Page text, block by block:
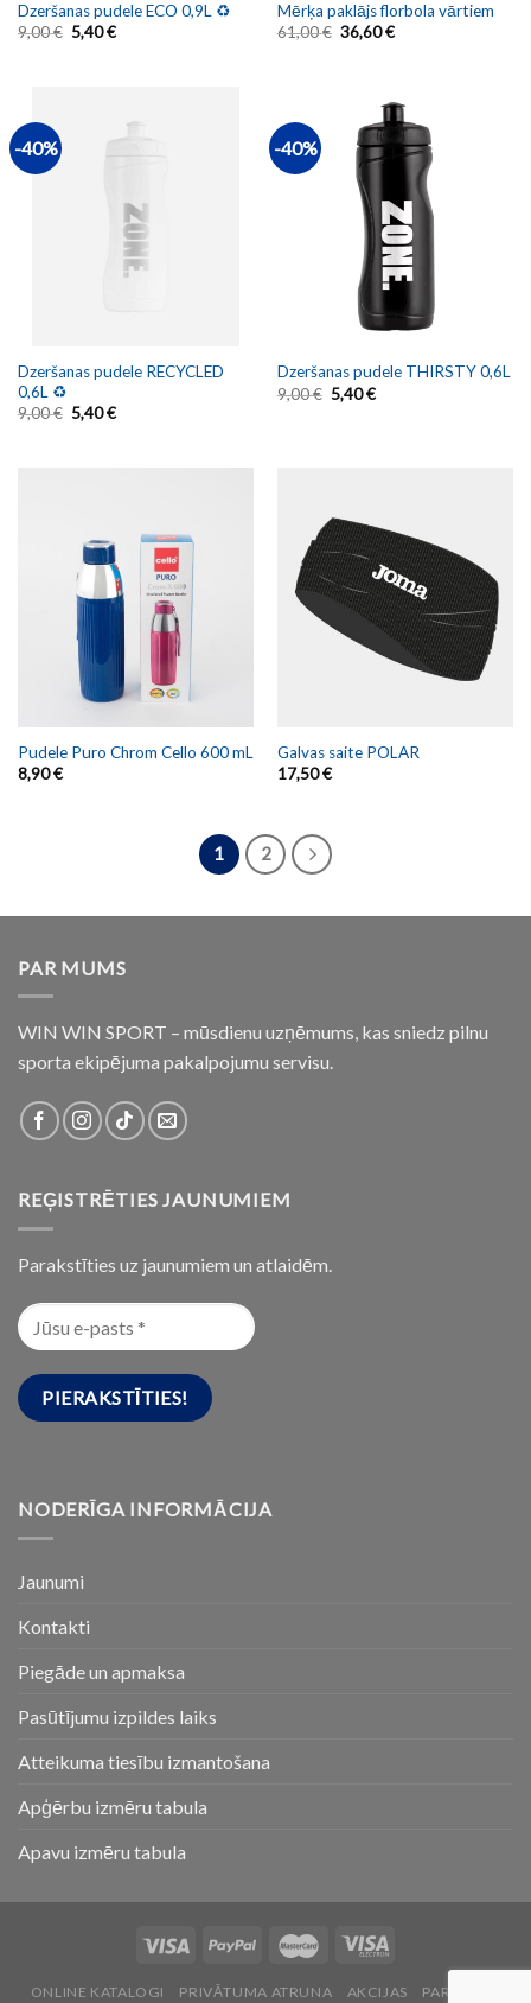
Dzeršanas pudele ECO 0,9L ♻️
9,00€ 5,40€
Mērķa paklājs florbola vārtiem
61,00€ 36,60€
-40%
Dzeršanas pudele RECYCLED
0,6L ♻️
9,00€ 5,40€
-40%
Dzeršanas pudele THIRSTY 0,6L
9,00€ 5,40€
Pudele Puro Chrom Cello 600 mL
8,90€
Galvas saite POLAR
17,50€
1 2
PAR MUMS
WIN WIN SPORT – mūsdienu uzņēmums, kas sniedz pilnu
sporta ekipējuma pakalpojumu servisu.
REĢISTRĒTIES JAUNUMIEM
Parakstīties uz jaunumiem un atlaidēm.
NODERĪGA INFORMĀCIJA
Jaunumi
Kontakti
Piegāde un apmaksa
Pasūtījumu izpildes laiks
Atteikuma tiesību izmantošana
Apģērbu izmēru tabula
Apavu izmēru tabula
ONLINE KATALOGI PRIVĀTUMA ATRUNA AKCIJAS PAR MUMS